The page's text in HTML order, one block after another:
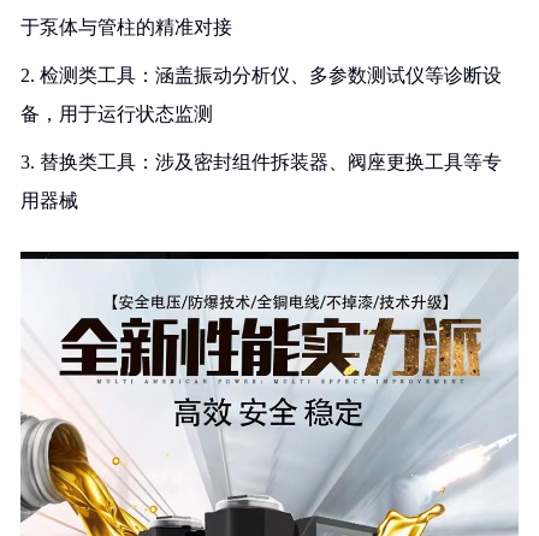
于泵体与管柱的精准对接
2. 检测类工具：涵盖振动分析仪、多参数测试仪等诊断设
备，用于运行状态监测
3. 替换类工具：涉及密封组件拆装器、阀座更换工具等专
用器械